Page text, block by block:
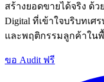
สร้างยอดขายได้จริง ด้ว
Digital ที่เข้าใจบริบทเ
และพฤติกรรมลูกค้าใน
ขอ Audit ฟรี